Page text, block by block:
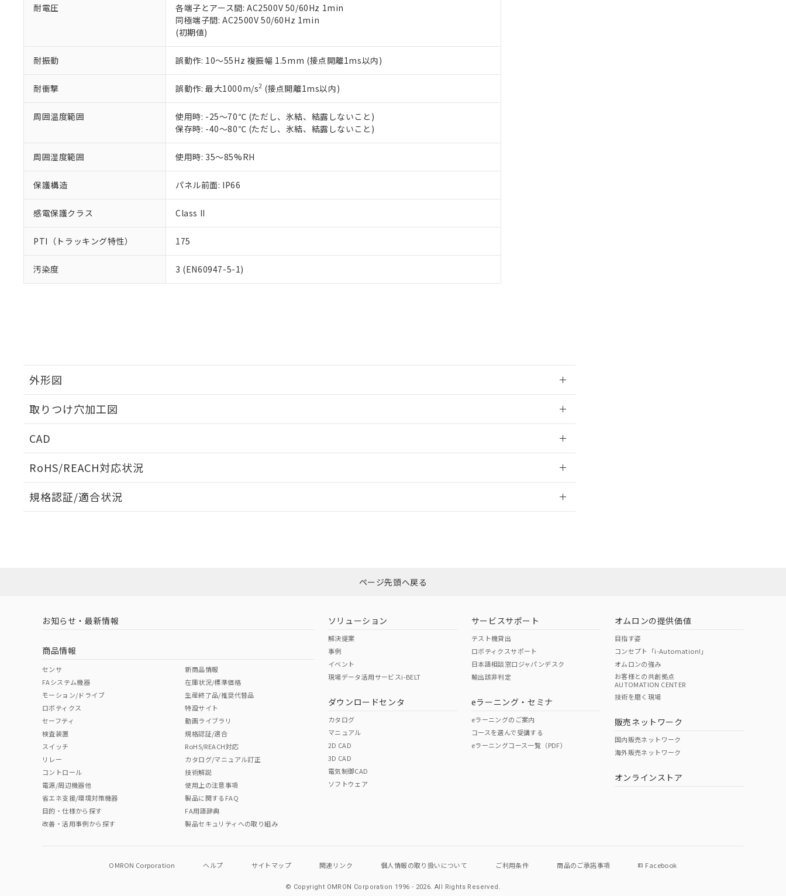
耐電圧
各端子とアース間: AC2500V 50/60Hz 1min
同極端子間: AC2500V 50/60Hz 1min
(初期値)
耐振動 誤動作: 10～55Hz 複振幅 1.5mm (接点開離1ms以内)
耐衝撃 誤動作: 最大1000m/s2 (接点開離1ms以内)
周囲温度範囲
使用時: -25～70℃ (ただし、氷結、結露しないこと)
保存時: -40～80℃ (ただし、氷結、結露しないこと)
周囲湿度範囲 使用時: 35～85%RH
保護構造 パネル前面: IP66
感電保護クラス Class II
PTI（トラッキング特性） 175
汚染度 3 (EN60947-5-1)
外形図
取りつけ穴加工図
CAD
RoHS/REACH対応状況
EU RoHS 注意事項・凡例
ダウンロードはこちら
中国 RoHS 注意事項・凡例
中国 RoHS表
Pb Hg Cr(VI)
O O
"対応済み"や非含有の記載がされた商品であっても、流通在庫等で未対応品が混在する可能性があります。
非含有品が必要な際は、弊社営業部門もしくは販売店へお問い合わせください。
規格認証/適合状況
いる法人を指します。
EU RoHS指令（10物質）の非含有証明書
51物質の非含有証明書（当社基準）
※本証明書は発行日時点で非含有を証明するもので、過去に遡って非含有を証明するものではありません。
また、RoHS指令のフタル酸エステル類４物質の対応では、対応完了までの期間は出荷製品に未対応品が
混在することから備考欄に対応日を記載しておりました。
り割愛しております。
ページ先頭へ戻る
お知らせ・最新情報
商品情報
センサ
FAシステム機器
モーション/ドライブ
ロボティクス
セーフティ
検査装置
スイッチ
リレー
コントロール
電源/周辺機器他
省エネ支援/環境対策機器
目的・仕様から探す
改善・活用事例から探す
新商品情報
在庫状況/標準価格
生産終了品/推奨代替品
特設サイト
動画ライブラリ
規格認証/適合
RoHS/REACH対応
カタログ/マニュアル訂正
技術解説
使用上の注意事項
製品に関するFAQ
FA用語辞典
製品セキュリティへの取り組み
ソリューション
解決提案
事例
イベント
現場データ活用サービスi-BELT
ダウンロードセンタ
カタログ
マニュアル
2D CAD
3D CAD
電気制御CAD
ソフトウェア
サービスサポート
テスト機貸出
ロボティクスサポート
日本語相談窓口ジャパンデスク
輸出該非判定
eラーニング・セミナ
eラーニングのご案内
コースを選んで受講する
eラーニングコース一覧（PDF）
オムロンの提供価値
目指す姿
コンセプト「i-Automation!」
オムロンの強み
お客様との共創拠点
AUTOMATION CENTER
技術を磨く現場
販売ネットワーク
国内販売ネットワーク
海外販売ネットワーク
オンラインストア
OMRON Corporation ヘルプ サイトマップ 関連リンク 個人情報の取り扱いについて ご利用条件 商品のご承諾事項 Facebook
© Copyright OMRON Corporation 1996 - 2026.All Rights Reserved.